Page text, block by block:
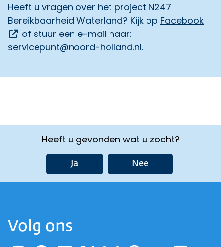
Heeft u vragen over het project N247
Bereikbaarheid Waterland? Kijk op Facebook
Opent een externe link
of stuur een e-mail naar:
servicepunt@noord-holland.nl.
Heeft u gevonden wat u zocht?
Ja Nee
Volg ons